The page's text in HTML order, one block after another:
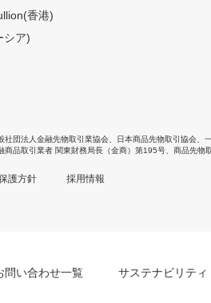
香港)
シア)
社団法人金融先物取引業協会 日本商品先物取引協会
商品取引業者 関東財務局長（金商）第195号、商品先物
護方針 採用情報
問い合わせ一覧 サステナビリティ